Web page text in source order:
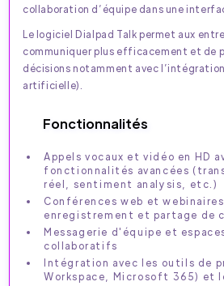
collaboration d’équipe dans une
Le logiciel Dialpad Talk permet aux
communiquer plus efficacement et de
décisions notamment avec
artificielle).
Fonctionnalités
Appels vocaux et vidéo en HD
fonctionnalités avancées
réel, sentiment analysis, etc.)
Conférences web et
enregistrement et partage de
Messagerie d'équipe et
collaboratifs
Intégration avec les outils de
Workspace, Microsoft 365) et